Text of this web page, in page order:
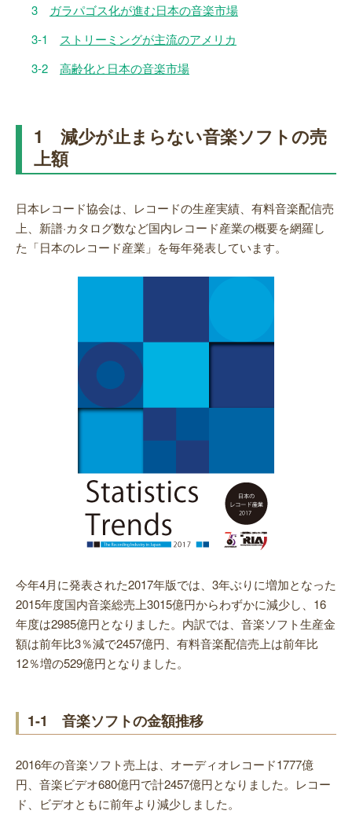
3 ガラパゴス化が進む日本の音楽市場
3-1 ストリーミングが主流のアメリカ
3-2 高齢化と日本の音楽市場
1 減少が止まらない音楽ソフトの売
上額
日本レコード協会は、レコードの生産実績、有料音楽配信売
上、新譜·カタログ数など国内レコード産業の概要を網羅し
た「日本のレコード産業」を毎年発表しています。
今年4月に発表された2017年版では、3年ぶりに増加となった
2015年度国内音楽総売上3015億円からわずかに減少し、16
年度は2985億円となりました。内訳では、音楽ソフト生産金
額は前年比3％減で2457億円、有料音楽配信売上は前年比
12％増の529億円となりました。
1-1 音楽ソフトの金額推移
2016年の音楽ソフト売上は、オーディオレコード1777億
円、音楽ビデオ680億円で計2457億円となりました。レコー
ド、ビデオともに前年より減少しました。